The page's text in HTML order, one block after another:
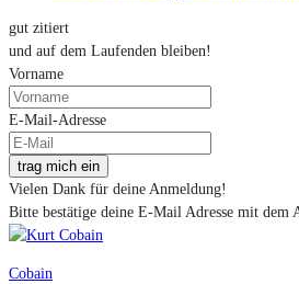
gut zitiert
und auf dem Laufenden bleiben!
Vorname
E-Mail-Adresse
trag mich ein
Vielen Dank für deine Anmeldung!
Bitte bestätige deine E-Mail Adresse mit
Cobain